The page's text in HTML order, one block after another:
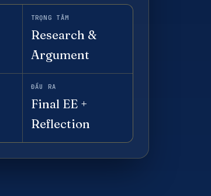
TRỌNG TÂM
Research &
Argument
ĐẦU RA
Final EE +
Reflection